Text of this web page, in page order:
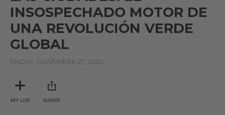
INSOSPECHADO MOTOR DE
UNA REVOLUCIÓN VERDE
GLOBAL
FRIDAY, NOVEMBER 27, 2020
MY LIST SHARE